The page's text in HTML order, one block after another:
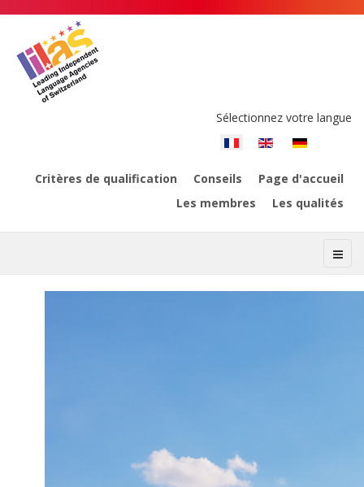
Sélectionnez votre langue
Page d'accueil
Conseils
Critères de qualification
Les qualités
Les membres